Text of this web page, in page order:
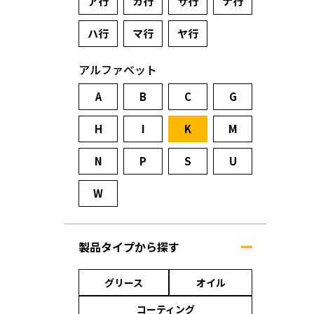
ハ行 マ行 ヤ行
アルファベット
A B C G
H I K M
N P S U
W
製品タイプから探す
グリース
オイル
コーティング